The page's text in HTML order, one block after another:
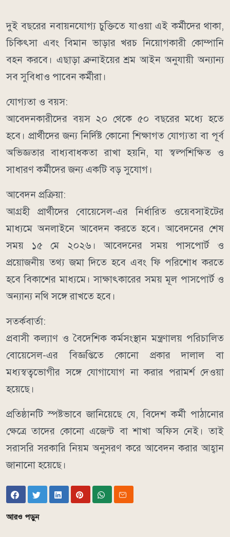
দুই বছরের নবায়নযোগ্য চুক্তিতে যাওয়া এই কর্মীদের থাকা,
চিকিৎসা এবং বিমান ভাড়ার খরচ নিয়োগকারী কোম্পানি
বহন করবে। এছাড়া ব্রুনাইয়ের শ্রম আইন অনুযায়ী অন্যান্য
সব সুবিধাও পাবেন কর্মীরা।
যোগ্যতা ও বয়স:
আবেদনকারীদের বয়স ২০ থেকে ৫০ বছরের মধ্যে হতে
হবে। প্রার্থীদের জন্য নির্দিষ্ট কোনো শিক্ষাগত যোগ্যতা বা পূর্ব
অভিজ্ঞতার বাধ্যবাধকতা রাখা হয়নি, যা স্বল্পশিক্ষিত ও
সাধারণ কর্মীদের জন্য একটি বড় সুযোগ।
আবেদন প্রক্রিয়া:
আগ্রহী প্রার্থীদের বোয়েসেল-এর নির্ধারিত ওয়েবসাইটের
মাধ্যমে অনলাইনে আবেদন করতে হবে। আবেদনের শেষ
সময় ১৫ মে ২০২৬। আবেদনের সময় পাসপোর্ট ও
প্রয়োজনীয় তথ্য জমা দিতে হবে এবং ফি পরিশোধ করতে
হবে বিকাশের মাধ্যমে। সাক্ষাৎকারের সময় মূল পাসপোর্ট ও
অন্যান্য নথি সঙ্গে রাখতে হবে।
সতর্কবার্তা:
প্রবাসী কল্যাণ ও বৈদেশিক কর্মসংস্থান মন্ত্রণালয় পরিচালিত
বোয়েসেল-এর বিজ্ঞপ্তিতে কোনো প্রকার দালাল বা
মধ্যস্বত্বভোগীর সঙ্গে যোগাযোগ না করার পরামর্শ দেওয়া
হয়েছে।
প্রতিষ্ঠানটি স্পষ্টভাবে জানিয়েছে যে, বিদেশ কর্মী পাঠানোর
ক্ষেত্রে তাদের কোনো এজেন্ট বা শাখা অফিস নেই। তাই
সরাসরি সরকারি নিয়ম অনুসরণ করে আবেদন করার আহ্বান
জানানো হয়েছে।
আরও পড়ুন